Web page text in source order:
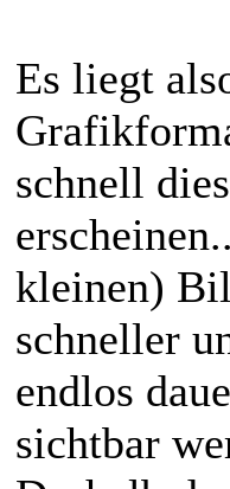
Es liegt
schnell
kleinen)
schneller
endlos
sichtbar